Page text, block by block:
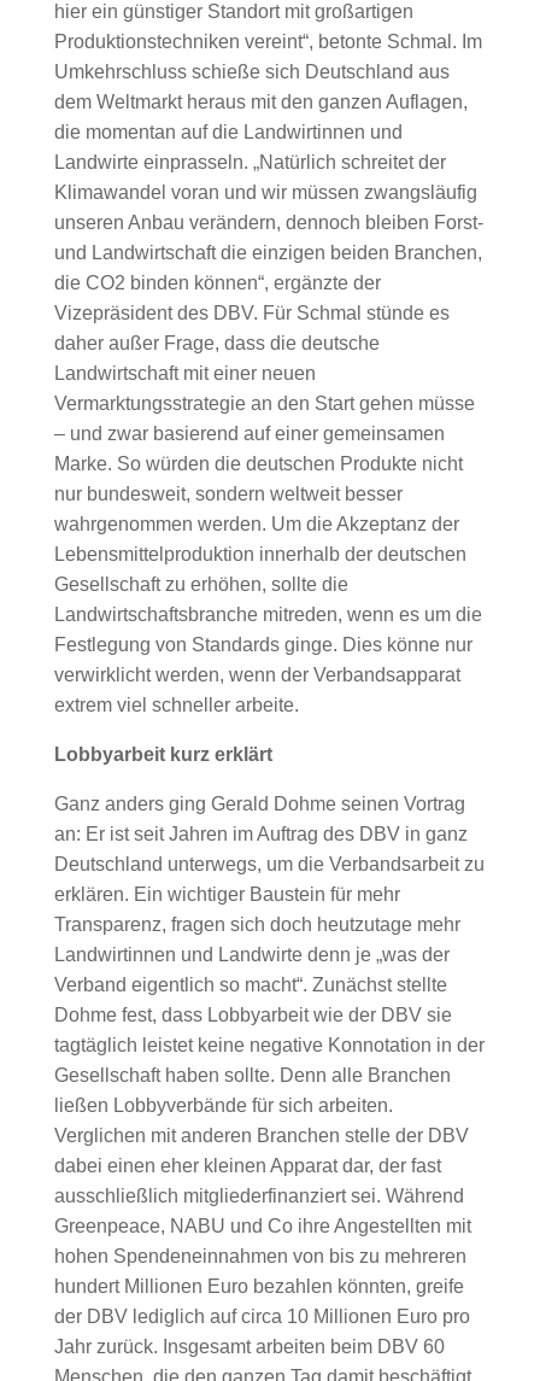
hier ein günstiger Standort mit großartigen
Produktionstechniken vereint“, betonte Schmal. Im
Umkehrschluss schieße sich Deutschland aus
dem Weltmarkt heraus mit den ganzen Auflagen,
die momentan auf die Landwirtinnen und
Landwirte einprasseln. „Natürlich schreitet der
Klimawandel voran und wir müssen zwangsläufig
unseren Anbau verändern, dennoch bleiben Forst-
und Landwirtschaft die einzigen beiden Branchen,
die CO2 binden können“, ergänzte der
Vizepräsident des DBV. Für Schmal stünde es
daher außer Frage, dass die deutsche
Landwirtschaft mit einer neuen
Vermarktungsstrategie an den Start gehen müsse
– und zwar basierend auf einer gemeinsamen
Marke. So würden die deutschen Produkte nicht
nur bundesweit, sondern weltweit besser
wahrgenommen werden. Um die Akzeptanz der
Lebensmittelproduktion innerhalb der deutschen
Gesellschaft zu erhöhen, sollte die
Landwirtschaftsbranche mitreden, wenn es um die
Festlegung von Standards ginge. Dies könne nur
verwirklicht werden, wenn der Verbandsapparat
extrem viel schneller arbeite.
Lobbyarbeit kurz erklärt
Ganz anders ging Gerald Dohme seinen Vortrag
an: Er ist seit Jahren im Auftrag des DBV in ganz
Deutschland unterwegs, um die Verbandsarbeit zu
erklären. Ein wichtiger Baustein für mehr
Transparenz, fragen sich doch heutzutage mehr
Landwirtinnen und Landwirte denn je „was der
Verband eigentlich so macht“. Zunächst stellte
Dohme fest, dass Lobbyarbeit wie der DBV sie
tagtäglich leistet keine negative Konnotation in der
Gesellschaft haben sollte. Denn alle Branchen
ließen Lobbyverbände für sich arbeiten.
Verglichen mit anderen Branchen stelle der DBV
dabei einen eher kleinen Apparat dar, der fast
ausschließlich mitgliederfinanziert sei. Während
Greenpeace, NABU und Co ihre Angestellten mit
hohen Spendeneinnahmen von bis zu mehreren
hundert Millionen Euro bezahlen könnten, greife
der DBV lediglich auf circa 10 Millionen Euro pro
Jahr zurück. Insgesamt arbeiten beim DBV 60
Menschen, die den ganzen Tag damit beschäftigt